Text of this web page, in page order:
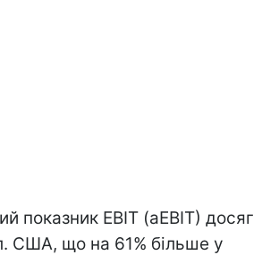
показник EBIT (aEBIT) досяг
США, що на 61% більше у